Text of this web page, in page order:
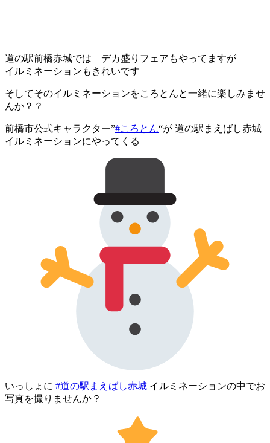
道の駅前橋赤城では デカ盛りフェアもやってますが
イルミネーションもきれいです
そしてそのイルミネーションをころとんと一緒に楽しみませ
んか？？
前橋市公式キャラクター”#ころとん“が 道の駅まえばし赤城
イルミネーションにやってくる
いっしょに #道の駅まえばし赤城 イルミネーションの中でお
写真を撮りませんか？